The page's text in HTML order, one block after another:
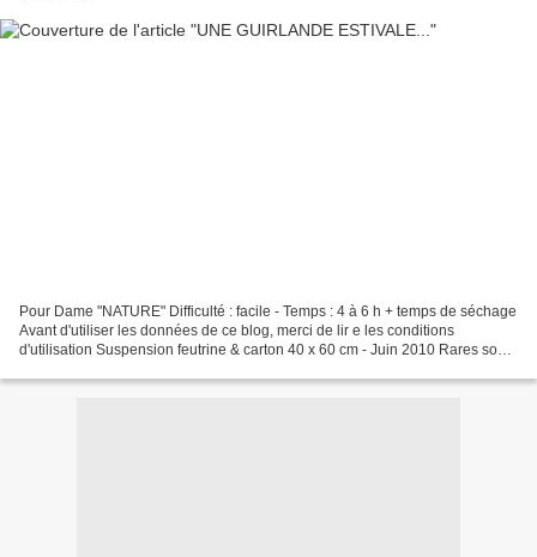
Pour Dame "NATURE" Difficulté : facile - Temps : 4 à 6 h + temps de séchage
Avant d'utiliser les données de ce blog, merci de lir e les conditions
d'utilisation Suspension feutrine & carton 40 x 60 cm - Juin 2010 Rares sont